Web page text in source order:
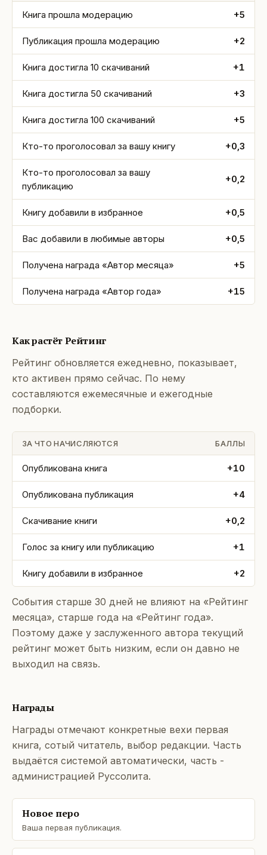
Книга прошла модерацию +5
Публикация прошла модерацию +2
Книга достигла 10 скачиваний +1
Книга достигла 50 скачиваний +3
Книга достигла 100 скачиваний +5
Кто-то проголосовал за вашу книгу +0,3
Кто-то проголосовал за вашу
публикацию
+0,2
Книгу добавили в избранное +0,5
Вас добавили в любимые авторы +0,5
Получена награда «Автор месяца» +5
Получена награда «Автор года» +15
Как растёт Рейтинг
Рейтинг обновляется ежедневно, показывает,
кто активен прямо сейчас. По нему
составляются ежемесячные и ежегодные
подборки.
ЗА ЧТО НАЧИСЛЯЮТСЯ БАЛЛЫ
Опубликована книга +10
Опубликована публикация +4
Скачивание книги +0,2
Голос за книгу или публикацию +1
Книгу добавили в избранное +2
События старше 30 дней не влияют на «Рейтинг
месяца», старше года на «Рейтинг года».
Поэтому даже у заслуженного автора текущий
рейтинг может быть низким, если он давно не
выходил на связь.
Награды
Награды отмечают конкретные вехи первая
книга, сотый читатель, выбор редакции. Часть
выдаётся системой автоматически, часть -
администрацией Руссолита.
Новое перо
Ваша первая публикация.